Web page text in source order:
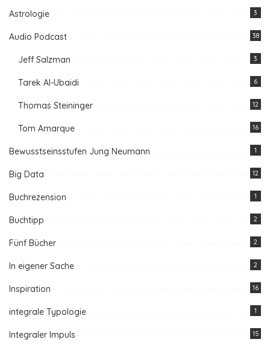
Astrologie 3
Audio Podcast 38
Jeff Salzman 3
Tarek Al-Ubaidi 6
Thomas Steininger 12
Tom Amarque 16
Bewusstseinsstufen Jung Neumann 1
Big Data 12
Buchrezension 1
Buchtipp 2
Fünf Bücher 2
In eigener Sache 2
Inspiration 16
integrale Typologie 1
Integraler Impuls 15